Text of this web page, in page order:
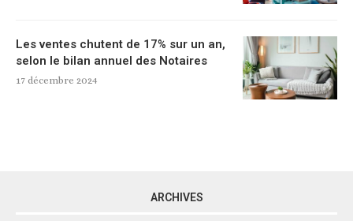
Les ventes chutent de 17% sur un an,
selon le bilan annuel des Notaires
17 décembre 2024
ARCHIVES